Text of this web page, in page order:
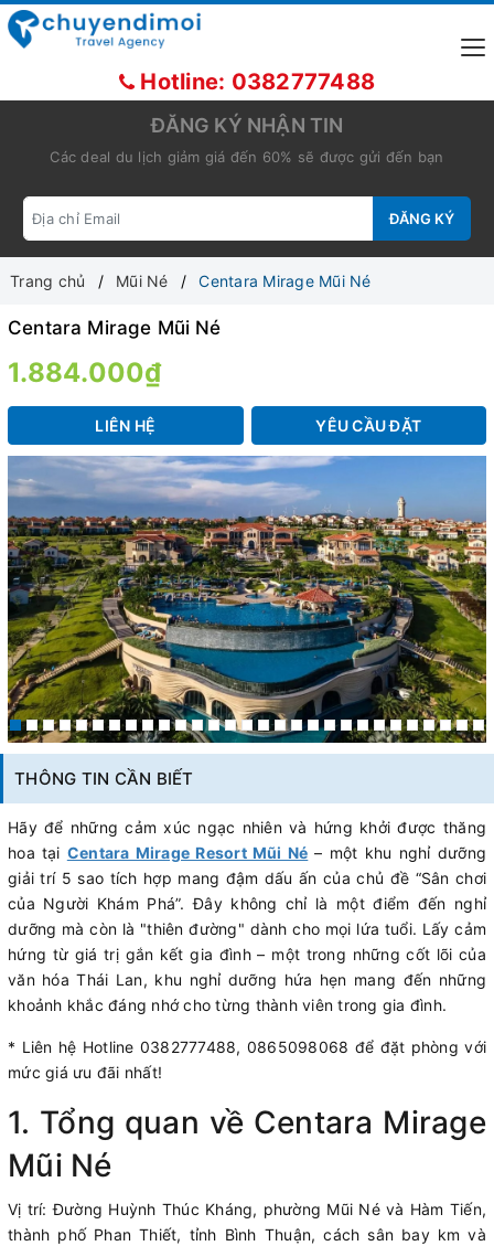
Hotline: 0382777488
ĐĂNG KÝ NHẬN TIN
Các deal du lịch giảm giá đến 60% sẽ được gửi đến bạn
ĐĂNG KÝ
Trang chủ Mũi Né Centara Mirage Mũi Né
THÔNG TIN CẦN BIẾT
Hãy để những cảm xúc ngạc nhiên và hứng khởi được thăng
hoa tại Centara Mirage Resort Mũi Né – một khu nghỉ dưỡng
giải trí 5 sao tích hợp mang đậm dấu ấn của chủ đề “Sân chơi
của Người Khám Phá”. Đây không chỉ là một điểm đến nghỉ
dưỡng mà còn là "thiên đường" dành cho mọi lứa tuổi. Lấy cảm
hứng từ giá trị gắn kết gia đình – một trong những cốt lõi của
văn hóa Thái Lan, khu nghỉ dưỡng hứa hẹn mang đến những
khoảnh khắc đáng nhớ cho từng thành viên trong gia đình.
* Liên hệ Hotline 0382777488, 0865098068 để đặt phòng với
mức giá ưu đãi nhất!
1. Tổng quan về Centara Mirage
Mũi Né
Vị trí: Đường Huỳnh Thúc Kháng, phường Mũi Né và Hàm Tiến,
thành phố Phan Thiết, tỉnh Bình Thuận, cách sân bay km và
Centara Mirage Mũi Né
1.884.000₫
LIÊN HỆ YÊU CẦU ĐẶT